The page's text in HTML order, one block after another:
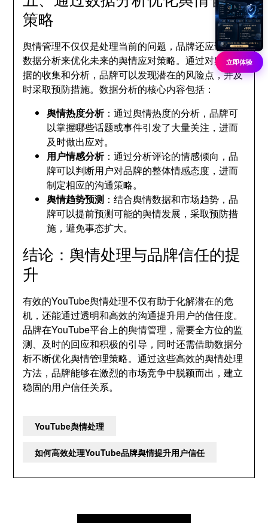
策略
舆情管理不仅仅是处理当前的问题，品牌还应该通过
数据分析来优化未来的舆情应对策略。通过对舆情数
据的收集和分析，品牌可以发现潜在的风险点，并及
时采取预防措施。数据分析的核心内容包括：
舆情热度分析：通过舆情热度的分析，品牌可
以掌握哪些话题或事件引发了大量关注，进而
及时做出应对。
用户情感分析：通过分析评论的情感倾向，品
牌可以判断用户对品牌的整体情感态度，进而
制定相应的沟通策略。
舆情趋势预测 ：结合舆情数据和市场趋势，品
牌可以提前预测可能的舆情发展，采取预防措
施，避免事态扩大。
结论：舆情处理与品牌信任的提
升
有效的YouTube舆情处理不仅有助于化解潜在的危
机，还能通过透明和高效的沟通提升用户的信任度。
品牌在YouTube平台上的舆情管理，需要全方位的监
测、及时的回应和积极的引导，同时还需借助数据分
析不断优化舆情管理策略。通过这些高效的舆情处理
方法，品牌能够在激烈的市场竞争中脱颖而出，建立
稳固的用户信任关系。
YouTube舆情处理
如何高效处理YouTube品牌舆情提升用户信任
立即体验